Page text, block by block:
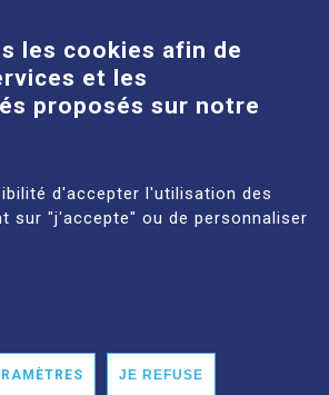
63118 Cébazat
CONFORME
les cookies afin de
et les
proposés sur notre
d'accepter l'utilisation des
sur "j'accepte" ou de personnaliser
JE REFUSE